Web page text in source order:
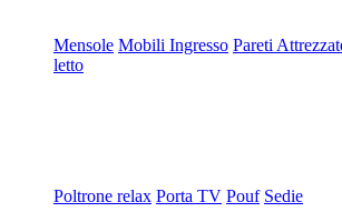
Mensole Mobili Ingresso Pareti
letto
Poltrone relax Porta TV Pouf Sedie